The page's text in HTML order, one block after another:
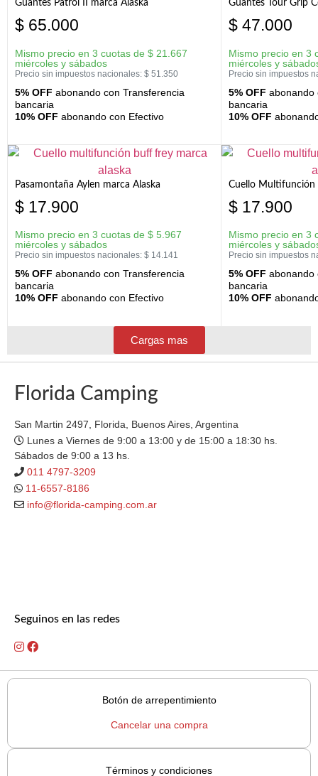
Guantes Patrol II marca Alaska
$ 65.000
Mismo precio en 3 cuotas de $ 21.667
miércoles y sábados
Precio sin impuestos nacionales: $ 51.350
5% OFF abonando con Transferencia
bancaria
10% OFF abonando con Efectivo
Guantes Tour Grip
$ 47.000
Mismo precio en 3
miércoles y
Precio sin impuestos
5% OFF abonando
bancaria
10% OFF
Pasamontaña Aylen marca Alaska
$ 17.900
Mismo precio en 3 cuotas de $ 5.967
miércoles y sábados
Precio sin impuestos nacionales: $ 14.141
5% OFF abonando con Transferencia
bancaria
10% OFF abonando con Efectivo
Cuello Multifunción
$ 17.900
Mismo precio en 3
miércoles y
Precio sin impuestos
5% OFF abonando
bancaria
10% OFF
Cargas mas
Florida Camping
San Martin 2497, Florida, Buenos Aires, Argentina
Lunes a Viernes de 9:00 a 13:00 y de 15:00 a 18:30 hs.
Sábados de 9:00 a 13 hs.
011 4797-3209
11-6557-8186
info@florida-camping.com.ar
Seguinos en las redes
Botón de arrepentimiento
Cancelar una compra
Términos y condiciones